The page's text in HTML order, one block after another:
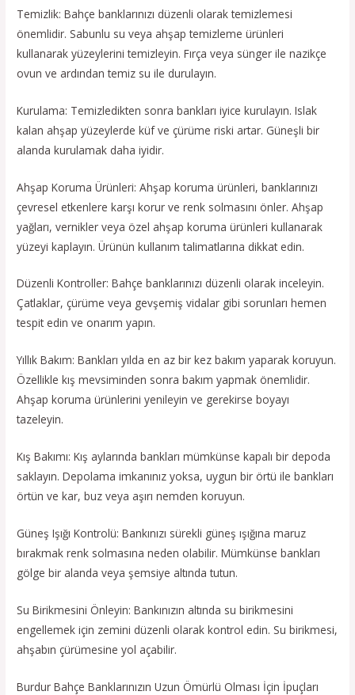
Temizlik: Bahçe banklarınızı düzenli olarak temizlemesi
önemlidir. Sabunlu su veya ahşap temizleme ürünleri
kullanarak yüzeylerini temizleyin. Fırça veya sünger ile nazikçe
ovun ve ardından temiz su ile durulayın.
Kurulama: Temizledikten sonra bankları iyice kurulayın. Islak
kalan ahşap yüzeylerde küf ve çürüme riski artar. Güneşli bir
alanda kurulamak daha iyidir.
Ahşap Koruma Ürünleri: Ahşap koruma ürünleri, banklarınızı
çevresel etkenlere karşı korur ve renk solmasını önler. Ahşap
yağları, vernikler veya özel ahşap koruma ürünleri kullanarak
yüzeyi kaplayın. Ürünün kullanım talimatlarına dikkat edin.
Düzenli Kontroller: Bahçe banklarınızı düzenli olarak inceleyin.
Çatlaklar, çürüme veya gevşemiş vidalar gibi sorunları hemen
tespit edin ve onarım yapın.
Yıllık Bakım: Bankları yılda en az bir kez bakım yaparak koruyun.
Özellikle kış mevsiminden sonra bakım yapmak önemlidir.
Ahşap koruma ürünlerini yenileyin ve gerekirse boyayı
tazeleyin.
Kış Bakımı: Kış aylarında bankları mümkünse kapalı bir depoda
saklayın. Depolama imkanınız yoksa, uygun bir örtü ile bankları
örtün ve kar, buz veya aşırı nemden koruyun.
Güneş Işığı Kontrolü: Bankınızı sürekli güneş ışığına maruz
bırakmak renk solmasına neden olabilir. Mümkünse bankları
gölge bir alanda veya şemsiye altında tutun.
Su Birikmesini Önleyin: Bankınızın altında su birikmesini
engellemek için zemini düzenli olarak kontrol edin. Su birikmesi,
ahşabın çürümesine yol açabilir.
Burdur Bahçe Banklarınızın Uzun Ömürlü Olması İçin İpuçları